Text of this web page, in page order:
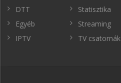
DTT
Egyéb
IPTV
Statisztika
Streaming
TV csatornák